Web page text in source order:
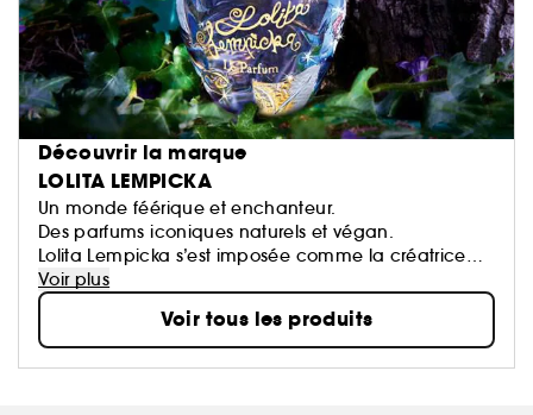
Découvrir la marque
LOLITA LEMPICKA
Un monde féérique et enchanteur.
Des parfums iconiques naturels et végan.
Lolita Lempicka s’est imposée comme la créatrice
française d’un monde unique, féérique et
enchanteur. Son univers ultra féminin nous invite à
découvrir un conte de fées des temps modernes.
Ses parfums sont des signatures reconnaissables et
Voir plus
Voir tous les produits